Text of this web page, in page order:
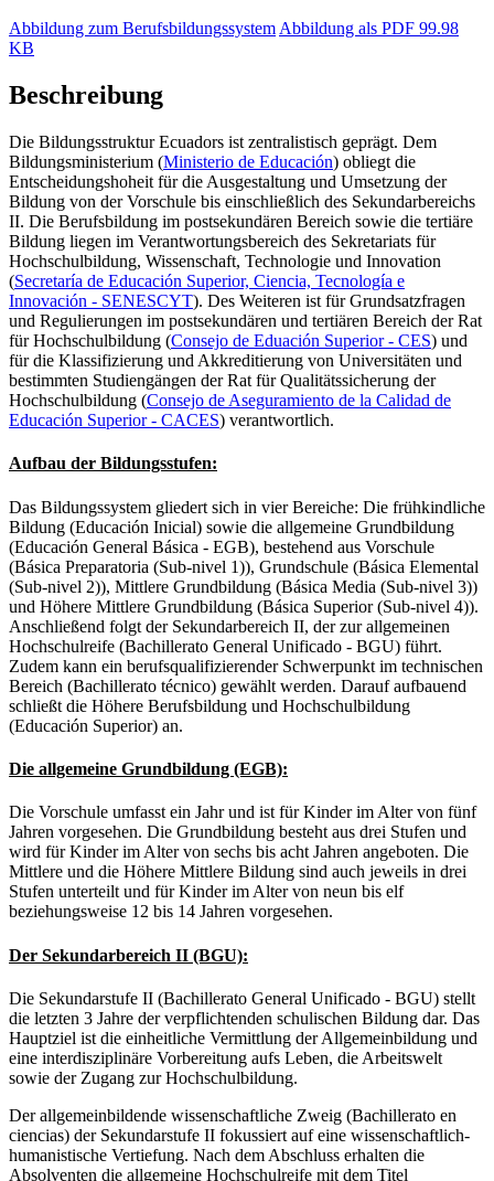
Abbildung zum Berufsbildungssystem Abbildung als PDF 99.98
KB
Beschreibung
Die Bildungsstruktur Ecuadors ist zentralistisch geprägt. Dem
Bildungsministerium (Ministerio de Educación) obliegt die
Entscheidungshoheit für die Ausgestaltung und Umsetzung der
Bildung von der Vorschule bis einschließlich des Sekundarbereichs
II. Die Berufsbildung im postsekundären Bereich sowie die tertiäre
Bildung liegen im Verantwortungsbereich des Sekretariats für
Hochschulbildung, Wissenschaft, Technologie und Innovation
(Secretaría de Educación Superior, Ciencia, Tecnología e
Innovación - SENESCYT). Des Weiteren ist für Grundsatzfragen
und Regulierungen im postsekundären und tertiären Bereich der Rat
für Hochschulbildung (Consejo de Eduación Superior - CES) und
für die Klassifizierung und Akkreditierung von Universitäten und
bestimmten Studiengängen der Rat für Qualitätssicherung der
Hochschulbildung (Consejo de Aseguramiento de la Calidad de
Educación Superior - CACES) verantwortlich.
Aufbau der Bildungsstufen:
Das Bildungssystem gliedert sich in vier Bereiche: Die frühkindliche
Bildung (Educación Inicial) sowie die allgemeine Grundbildung
(Educación General Básica - EGB), bestehend aus Vorschule
(Básica Preparatoria (Sub-nivel 1)), Grundschule (Básica Elemental
(Sub-nivel 2)), Mittlere Grundbildung (Básica Media (Sub-nivel 3))
und Höhere Mittlere Grundbildung (Básica Superior (Sub-nivel 4)).
Anschließend folgt der Sekundarbereich II, der zur allgemeinen
Hochschulreife (Bachillerato General Unificado - BGU) führt.
Zudem kann ein berufsqualifizierender Schwerpunkt im technischen
Bereich (Bachillerato técnico) gewählt werden. Darauf aufbauend
schließt die Höhere Berufsbildung und Hochschulbildung
(Educación Superior) an.
Die allgemeine Grundbildung (EGB):
Die Vorschule umfasst ein Jahr und ist für Kinder im Alter von fünf
Jahren vorgesehen. Die Grundbildung besteht aus drei Stufen und
wird für Kinder im Alter von sechs bis acht Jahren angeboten. Die
Mittlere und die Höhere Mittlere Bildung sind auch jeweils in drei
Stufen unterteilt und für Kinder im Alter von neun bis elf
beziehungsweise 12 bis 14 Jahren vorgesehen.
Der Sekundarbereich II (BGU):
Die Sekundarstufe II (Bachillerato General Unificado - BGU) stellt
die letzten 3 Jahre der verpflichtenden schulischen Bildung dar. Das
Hauptziel ist die einheitliche Vermittlung der Allgemeinbildung und
eine interdisziplinäre Vorbereitung aufs Leben, die Arbeitswelt
sowie der Zugang zur Hochschulbildung.
Der allgemeinbildende wissenschaftliche Zweig (Bachillerato en
ciencias) der Sekundarstufe II fokussiert auf eine wissenschaftlich-
humanistische Vertiefung. Nach dem Abschluss erhalten die
Absolventen die allgemeine Hochschulreife mit dem Titel